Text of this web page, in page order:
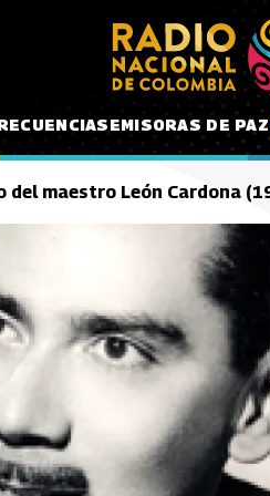
EMISORAS DE PAZ
del maestro León Cardona